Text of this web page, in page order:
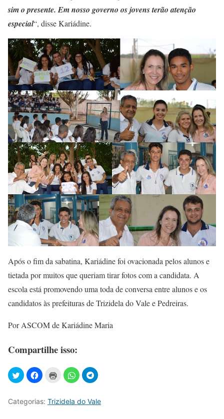
sim o presente. Em nosso governo os jovens terão atenção
especial“, disse Kariádine.
Após o fim da sabatina, Kariádine foi ovacionada pelos alunos e
tietada por muitos que queriam tirar fotos com a candidata. A
escola está promovendo uma toda de conversa entre alunos e os
candidatos às prefeituras de Trizidela do Vale e Pedreiras.
Por ASCOM de Kariádine Maria
Compartilhe isso:
Categorias: Trizidela do Vale